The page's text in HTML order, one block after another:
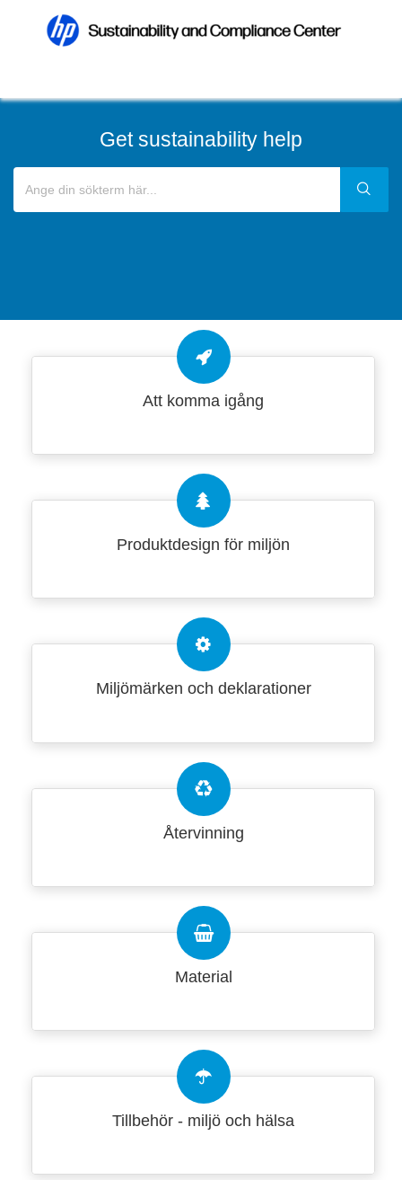
Get sustainability help
Att komma igång
Produktdesign för miljön
Miljömärken och deklarationer
Återvinning
Material
Tillbehör - miljö och hälsa